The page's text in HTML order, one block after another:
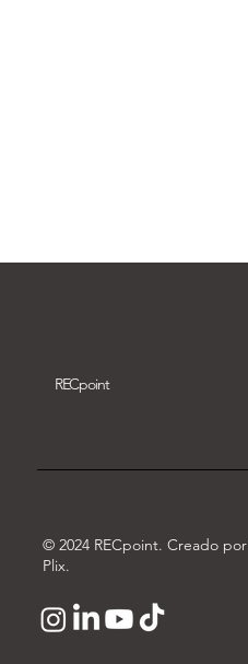
RECpoint
© 2024 RECpoint. Creado
Plix.